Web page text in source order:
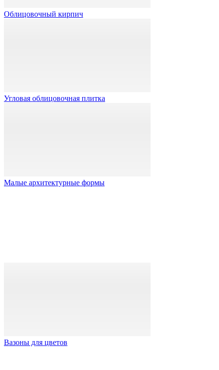
Облицовочный кирпич
Угловая облицовочная плитка
Малые архитектурные формы
Вазоны для цветов